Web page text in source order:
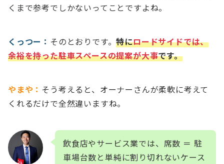
くまで参考でしかないってことですよね。
くっつー： そのとおりです。特にロードサイドでは、
余裕を持った駐車スペースの提案が大事です。
やまや： そう考えると、オーナーさんが柔軟に考えて
くれるだけで全然違いますね。
飲食店やサービス業では、席数 ＝ 駐
車場台数と単純に割り切れないケース